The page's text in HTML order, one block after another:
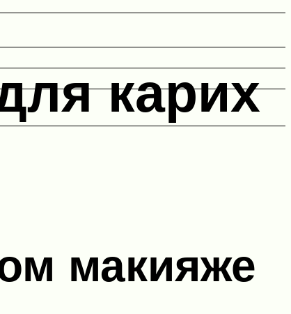
карих
макияже